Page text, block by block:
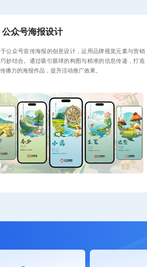
公众号海报设计
公众号宣传海报的创意设计，运用品牌视觉元素与营销
妙结合。通过吸引眼球的构图与精准的信息传递，打造
播力的海报作品，提升活动推广效果。